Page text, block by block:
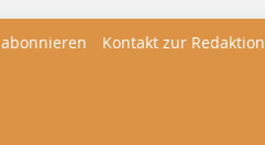
Kontakt zur Redaktion